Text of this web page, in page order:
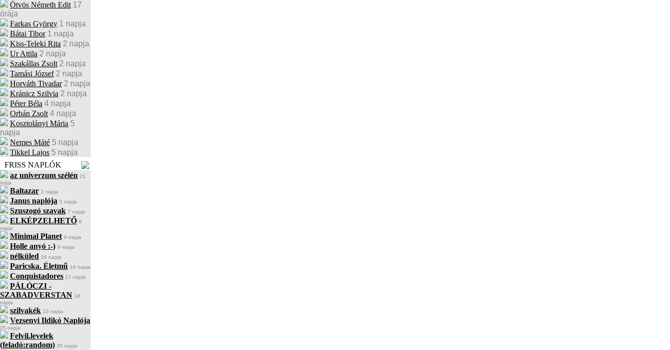
Ötvös Németh Edit 17
órája
Farkas György 1 napja
Bátai Tibor 1 napja
Kiss-Teleki Rita 2 napja
Ur Attila 2 napja
Szakállas Zsolt 2 napja
Tamási József 2 napja
Horváth Tivadar 2 napja
Kránicz Szilvia 2 napja
Péter Béla 4 napja
Orbán Zsolt 4 napja
Kosztolányi Mária 5
napja
Nemes Máté 5 napja
Tikkel Lajos 5 napja
FRISS NAPLÓK
az univerzum szélén 21
órája
Baltazar 2 napja
Janus naplója 5 napja
Szuszogó szavak 7 napja
ELKÉPZELHETŐ 8
napja
Minimal Planet 9 napja
Holle anyó :-) 9 napja
nélküled 16 napja
Paricska. Életmű 16 napja
Conquistadores 17 napja
PÁLÓCZI -
SZABADVERSTAN 18
napja
szilvakék 22 napja
Vezsenyi Ildikó Naplója
25 napja
Felvil.levelek
(feladó:random) 26 napja